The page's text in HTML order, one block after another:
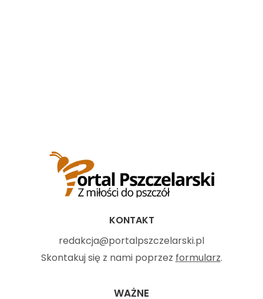
KONTAKT
redakcja@portalpszczelarski.pl
Skontakuj się z nami poprzez formularz.
WAŻNE